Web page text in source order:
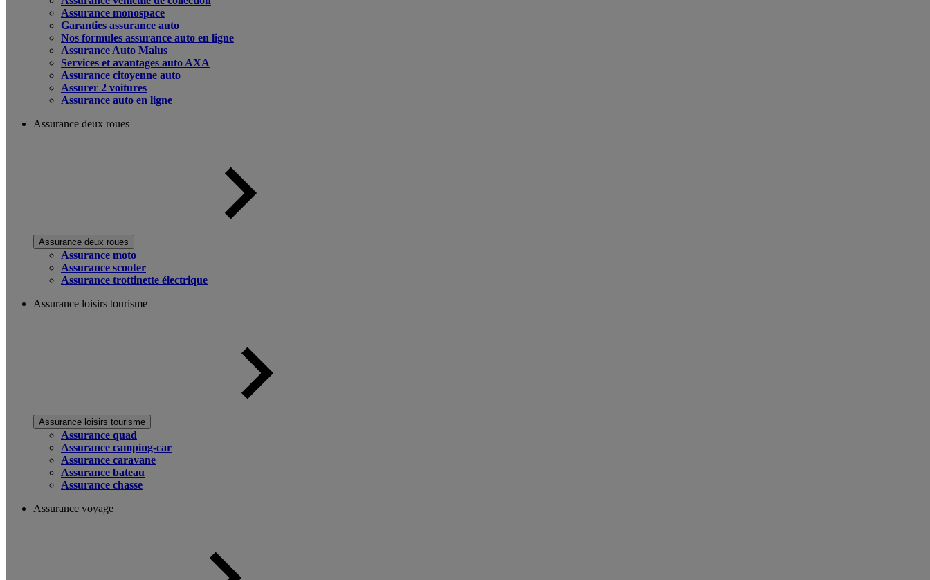
Assurance monospace
Garanties assurance auto
Nos formules assurance auto en ligne
Assurance Auto Malus
Services et avantages auto AXA
Assurance citoyenne auto
Assurer 2 voitures
Assurance auto en ligne
Assurance deux roues
Assurance deux roues
Assurance moto
Assurance scooter
Assurance trottinette électrique
Assurance loisirs tourisme
Assurance loisirs tourisme
Assurance quad
Assurance camping-car
Assurance caravane
Assurance bateau
Assurance chasse
Assurance voyage